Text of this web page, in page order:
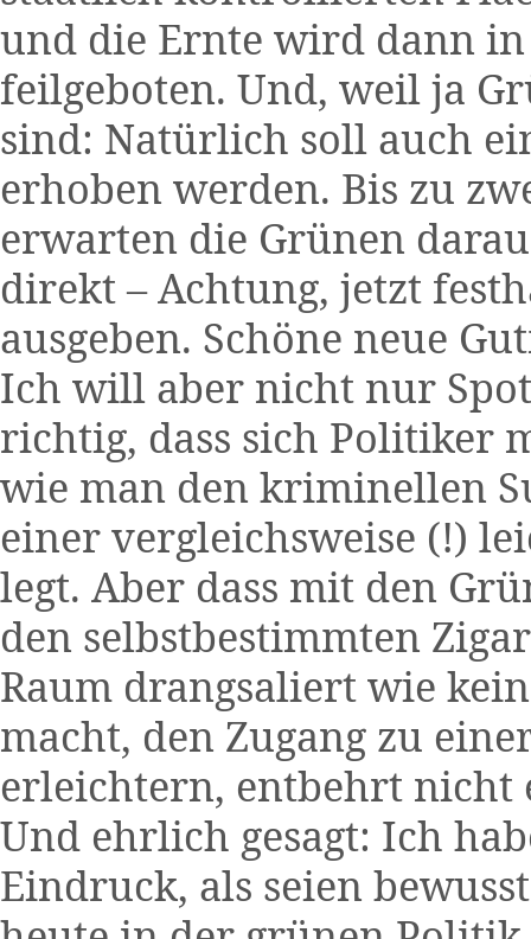
und die Ernte wird dann
feilgeboten. Und, weil ja
sind: Natürlich soll auch
erhoben werden. Bis zu
erwarten die Grünen
direkt – Achtung, jetzt
ausgeben. Schöne neue
Ich will aber nicht nur
richtig, dass sich Politiker
wie man den kriminellen
einer vergleichsweise (!)
legt. Aber dass mit den
den selbstbestimmten
Raum drangsaliert wie
macht, den Zugang zu
erleichtern, entbehrt nicht
Und ehrlich gesagt: Ich
Eindruck, als seien